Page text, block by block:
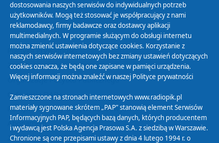
Polityka Prywatności
Zasady korzystania z Serwisu
Organizacje Pożytku Publicznego
Cyfryzacja DAB+
Polityka ochrony danych osobowych
Abonament
Zamówienia publiczne
dostosowania naszych serwisów do indywidualnych potrzeb
użytkowników. Mogą też stosować je współpracujący z nami
reklamodawcy, firmy badawcze oraz dostawcy aplikacji
multimedialnych. W programie służącym do obsługi internetu
można zmienić ustawienia dotyczące cookies. Korzystanie z
naszych serwisów internetowych bez zmiany ustawień dotyczących
cookies oznacza, że będą one zapisane w pamięci urządzenia.
Więcej informacji można znaleźć w naszej Polityce prywatności
Zamieszczone na stronach internetowych www.radiopik.pl
materiały sygnowane skrótem „PAP” stanowią element Serwisów
Informacyjnych PAP, będących bazą danych, których producentem
i wydawcą jest Polska Agencja Prasowa S.A. z siedzibą w Warszawie.
Chronione są one przepisami ustawy z dnia 4 lutego 1994 r. o